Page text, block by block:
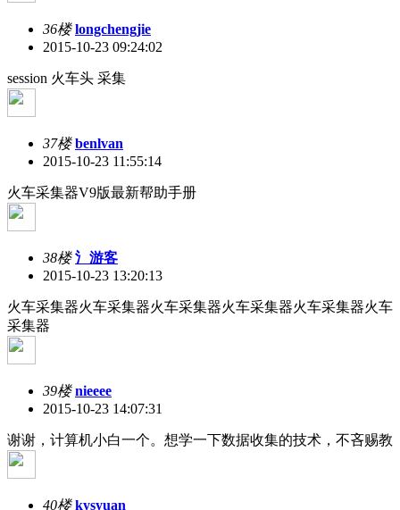
36楼 longchengjie
2015-10-23 09:24:02
session 火车头 采集
37楼 benlvan
2015-10-23 11:55:14
火车采集器V9版最新帮助手册
38楼 氵游客
2015-10-23 13:20:13
火车采集器火车采集器火车采集器火车采集器火车采集器火车
采集器
39楼 nieeee
2015-10-23 14:07:31
谢谢，计算机小白一个。想学一下数据收集的技术，不吝赐教
40楼 kysyuan